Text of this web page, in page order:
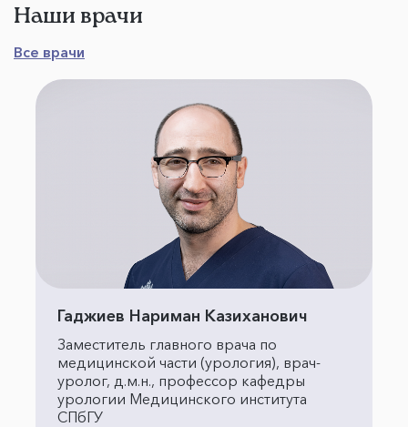
Наши врачи
Все врачи
Гаджиев Нариман Казиханович
Заместитель главного врача по
медицинской части (урология), врач-
уролог, д.м.н., профессор кафедры
урологии Медицинского института
СПбГУ